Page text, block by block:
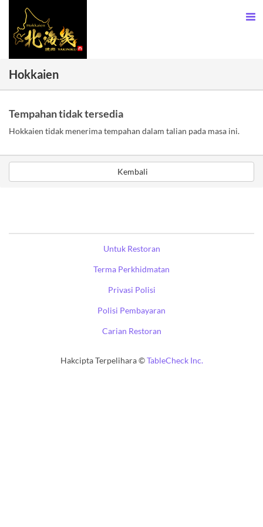
Hokkaien
Tempahan tidak tersedia
Hokkaien tidak menerima tempahan dalam talian pada masa ini.
Kembali
Untuk Restoran
Terma Perkhidmatan
Privasi Polisi
Polisi Pembayaran
Carian Restoran
Hakcipta Terpelihara ©TableCheck Inc.